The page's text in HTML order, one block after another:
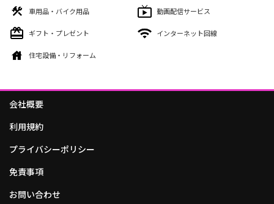
車用品・バイク用品 動画配信サービス
ギフト・プレゼント インターネット回線
住宅設備・リフォーム
会社概要
利用規約
プライバシーポリシー
免責事項
お問い合わせ